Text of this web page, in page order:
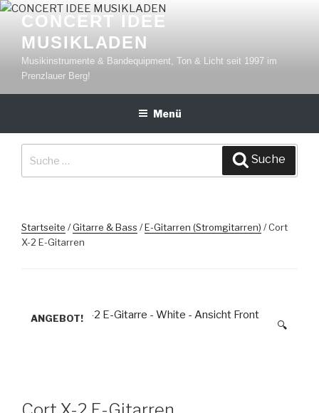
Zum
Inhalt
springen
CONCERT IDEE
MUSIKLADEN
Musikinstrumente & Bandequipment, Ton & Licht seit 1997 im
Prenzlauer Berg!
Menü
Suche
Startseite /Gitarre & Bass /E-Gitarren (Stromgitarren) / Cort
X-2 E-Gitarren
ANGEBOT!
🔍